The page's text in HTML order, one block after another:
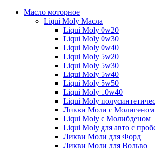
Масло моторное
Liqui Moly Масла
Liqui Moly 0w20
Liqui Moly 0w30
Liqui Moly 0w40
Liqui Moly 5w20
Liqui Moly 5w30
Liqui Moly 5w40
Liqui Moly 5w50
Liqui Moly 10w40
Liqui Moly
Ликви Моли с Молигеном
Liqui Moly с Молибденом
Liqui Moly для авто с
Ликви Моли для Форд
Ликви Моли для Вольво